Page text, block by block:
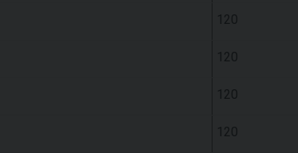
120
120
120
120